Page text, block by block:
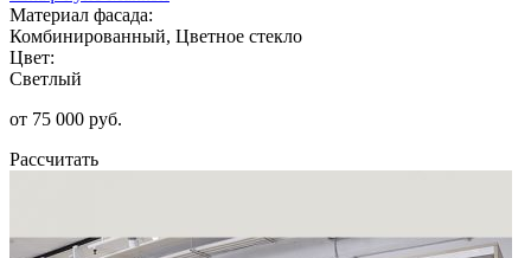
Материал фасада:
Комбинированный, Цветное стекло
Цвет:
Светлый
от 75 000 руб.
Рассчитать